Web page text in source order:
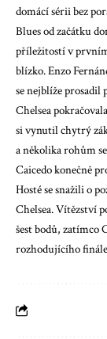
domácí sérii bez
Blues od začátku
příležitostí v prvním
blízko. Enzo
se nejblíže prosadil
Chelsea
si vynutil chytrý
a několika rohům
Caicedo konečně
Hosté se snažili o
Chelsea. Vítězství
šest bodů, zatímco
rozhodujícího